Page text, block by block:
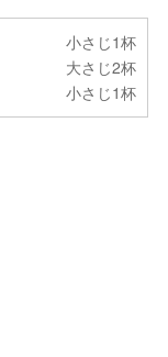
小さじ1杯
大さじ2杯
小さじ1杯